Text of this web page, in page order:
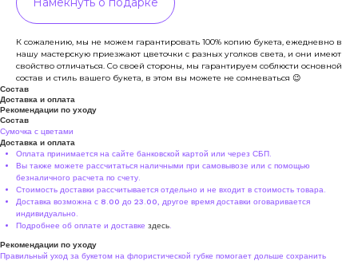
К сожалению, мы не можем гарантировать 100% копию букета, ежедневно в
нашу мастерскую приезжают цветочки с разных уголков света, и они имеют
свойство отличаться. Со своей стороны, мы гарантируем соблюсти основной
состав и стиль вашего букета, в этом вы можете не сомневаться 😉
Состав
Доставка и оплата
Рекомендации по уходу
Состав
Сумочка с цветами
Доставка и оплата
Оплата принимается на сайте банковской картой или через СБП.
Вы также можете рассчитаться наличными при самовывозе или с помощью
безналичного расчета по счету.
Стоимость доставки рассчитывается отдельно и не входит в стоимость товара.
Доставка возможна с 8.00 до 23.00, другое время доставки оговаривается
индивидуально.
Подробнее об оплате и доставке здесь
Рекомендации по уходу
Правильный уход за букетом на флористической губке помогает дольше сохранить